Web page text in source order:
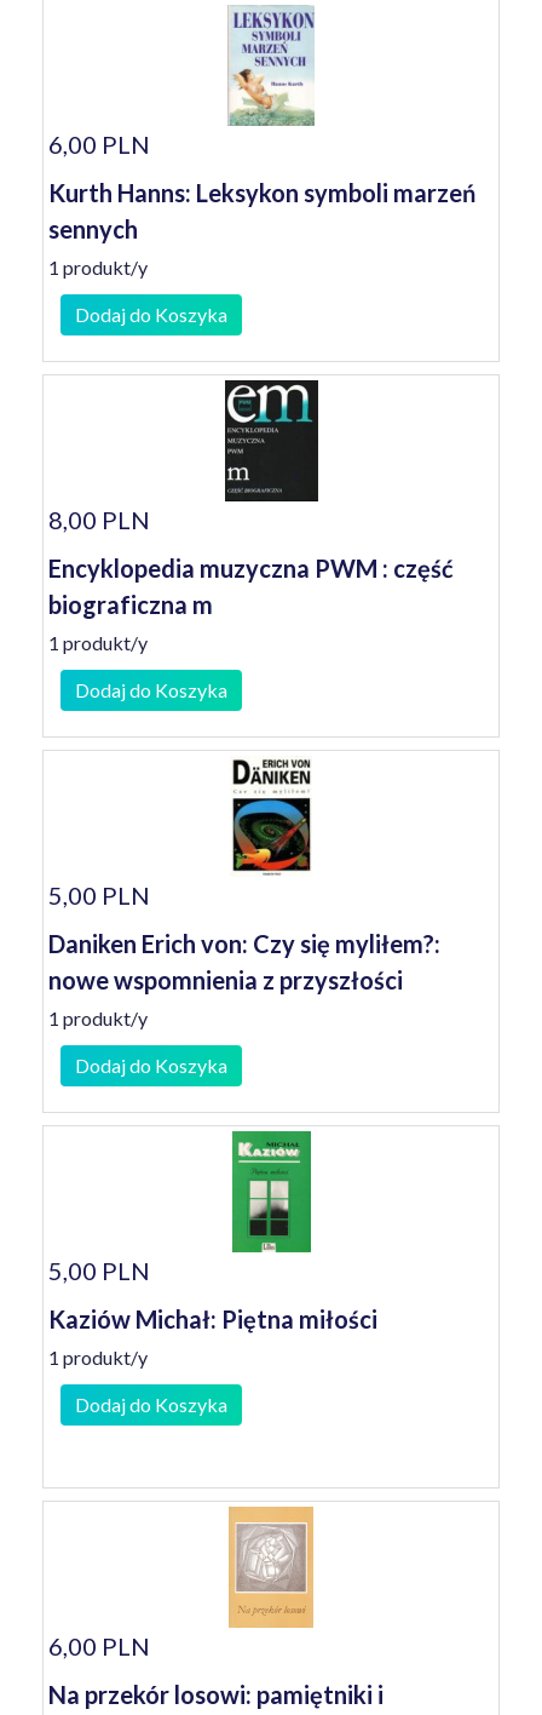
6,00 PLN
Kurth Hanns: Leksykon symboli marzeń
sennych
1 produkt/y
Dodaj do Koszyka
8,00 PLN
Encyklopedia muzyczna PWM : część
biograficzna m
1 produkt/y
Dodaj do Koszyka
5,00 PLN
Daniken Erich von: Czy się myliłem?:
nowe wspomnienia z przyszłości
1 produkt/y
Dodaj do Koszyka
5,00 PLN
Kaziów Michał: Piętna miłości
1 produkt/y
Dodaj do Koszyka
6,00 PLN
Na przekór losowi: pamiętniki i